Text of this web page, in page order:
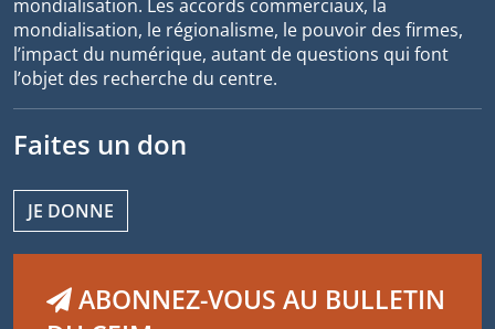
mondialisation. Les accords commerciaux, la
mondialisation, le régionalisme, le pouvoir des firmes,
l’impact du numérique, autant de questions qui font
l’objet des recherche du centre.
Faites un don
JE DONNE
ABONNEZ-VOUS AU BULLETIN